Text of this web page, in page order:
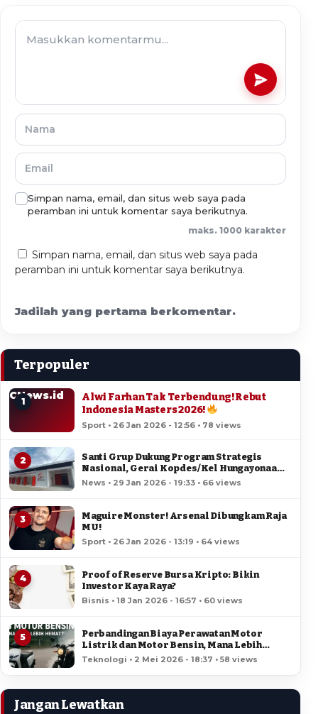
Simpan nama, email, dan situs web saya pada
peramban ini untuk komentar saya berikutnya.
maks. 1000 karakter
Simpan nama, email, dan situs web saya pada
peramban ini untuk komentar saya berikutnya.
Jadilah yang pertama berkomentar.
Terpopuler
CNews.id
1
Alwi Farhan Tak Terbendung! Rebut
Indonesia Masters 2026!
Sport • 26 Jan 2026 - 12:56 • 78 views
2
Santi Grup Dukung Program Strategis
Nasional, Gerai Kopdes/Kel Hungayonaa
Jadi yang Tercepat Dibangun di Gorontalo
News • 29 Jan 2026 - 19:33 • 66 views
3
Maguire Monster! Arsenal Dibungkam Raja
MU!
Sport • 26 Jan 2026 - 13:19 • 64 views
4
Proof of Reserve Bursa Kripto: Bikin
Investor Kaya Raya?
Bisnis • 18 Jan 2026 - 16:57 • 60 views
5
Perbandingan Biaya Perawatan Motor
Listrik dan Motor Bensin, Mana Lebih
Hemat?
Teknologi • 2 Mei 2026 - 18:37 • 58 views
Jangan Lewatkan